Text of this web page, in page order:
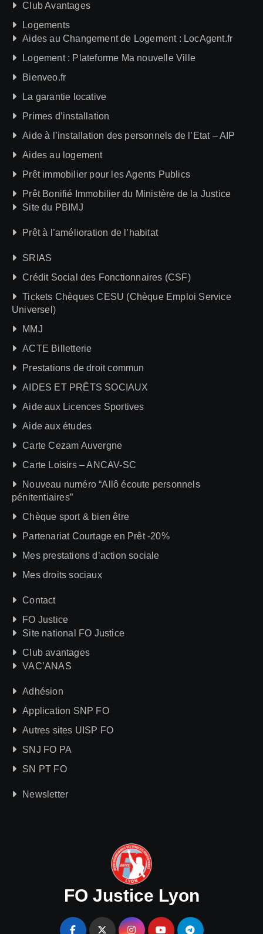
Club Avantages
Logements
Aides au Changement de Logement : LocAgent.fr
Logement : Plateforme Ma nouvelle Ville
Bienveo.fr
La garantie locative
Primes d’installation
Aide à l’installation des personnels de l’Etat – AIP
Aides au logement
Prêt immobilier pour les Agents Publics
Prêt Bonifié Immobilier du Ministère de la Justice
Site du PBIMJ
Prêt à l’amélioration de l’habitat
SRIAS
Crédit Social des Fonctionnaires (CSF)
Tickets Chèques CESU (Chèque Emploi Service
Universel)
MMJ
ACTE Billetterie
Prestations de droit commun
AIDES ET PRÊTS SOCIAUX
Aide aux Licences Sportives
Aide aux études
Carte Cezam Auvergne
Carte Loisirs – ANCAV-SC
Nouveau numéro “Allô écoute personnels
pénitentiaires”
Chèque sport & bien être
Partenariat Courtage en Prêt -20%
Mes prestations d’action sociale
Mes droits sociaux
Contact
FO Justice
Site national FO Justice
Club avantages
VAC’ANAS
Adhésion
Application SNP FO
Autres sites UISP FO
SNJ FO PA
SN PT FO
Newsletter
FO Justice Lyon